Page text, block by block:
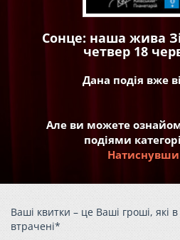
Сонце: наша жива
четвер 18
Дана подія вже
Але ви можете
подіями
Ваші квитки – це Ваші гроші, які
втрачені*